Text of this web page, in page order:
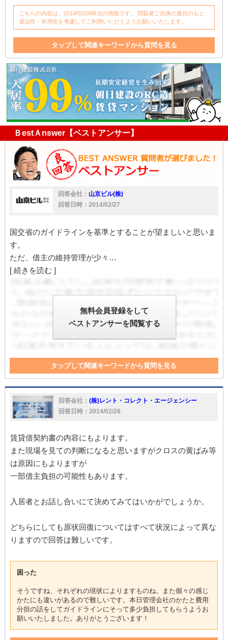
こちらの内容は、2014/02/26時点の情報です。 閲覧者ご自身の責任のもと
適法性・有用性を考慮してご利用いただくようお願いいたします。
タップして関連キーワードから質問を見る
借主負担 管理 退去 クリーニング 不動産
入居者
国土交通省
退去時
クロス
入居
貸主 管理費 違反 礼金 不動産屋
借主
賃貸マンション
善管注意義務
善管注意義務違反
管理会社
掃除
ＢestＡnswer【ベストアンサー】
回答会社： 山京ビル(株)
回答日時：2014/02/27
国交省のガイドラインを基準とすることが望ましいと思いま
す。
ただ、借主の維持管理が少々…
[ 続きを読む ]
無料会員登録をして
ベストアンサーを閲覧する
タップして関連キーワードから質問を見る
借主負担 管理 維持 ガイドライン クロス
入居
回答会社： (株)レント・コレクト・エージェンシー
回答日時：2014/02/28
賃貸借契約書の内容にもよります。
また現場を見ての判断になると思いますがクロスの黄ばみ等
は原因にもよりますが
一部借主負担の可能性もあります。
入居者とお話し合いにて決めてみてはいかがでしょうか。
どちらにしても原状回復についてはすべて状況によって異な
りますので回答は難しいです。
困った
そうですね、それぞれの現状によりますものね。また個々の感じ
かたにも違いがあるので難しいです。本日管理会社のかたと費用
分担の話をしてガイドラインにそって多少負担してもらうようお
願いいたしました。ありがとうございます！